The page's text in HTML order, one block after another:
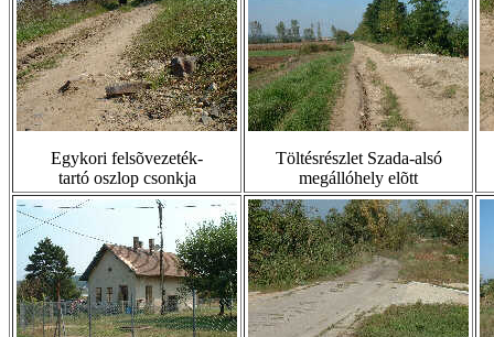
Egykori felsõvezeték-
tartó oszlop csonkja
Töltésrészlet Szada-alsó
megállóhely elõtt